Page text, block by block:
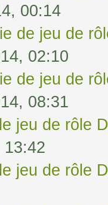
00:14
de jeu de
02:10
de jeu de
08:31
jeu de rôle
13:42
jeu de rôle